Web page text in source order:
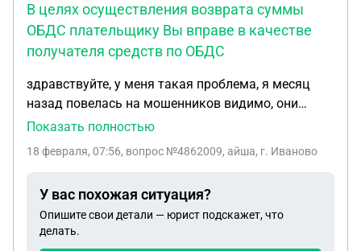
информации из банков о переводах.
В целях осуществления возврата суммы
ОБДС плательщику Вы вправе в качестве
получателя средств по ОБДС
здравствуйте, у меня такая проблема, я месяц
назад повелась на мошенников видимо, они
переводили мне деньги а я должна была их
карты ( сбер, альфа банк и тинькофф)
данные занесли в центральный банк россии, я
написала заявление и вот что прислали: 1. В
целях осуществления возврата суммы ОБДС
Показать полностью
18 февраля, 07:56, вопрос №4862009, айша, г. Иваново
У вас похожая ситуация?
Опишите свои детали — юрист подскажет, что
делать.